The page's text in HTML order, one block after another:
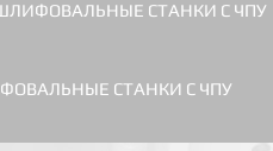
СТАНКИ С ЧПУ
СТАНКИ С ЧПУ